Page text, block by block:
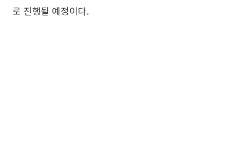
로 진행될 예정이다.